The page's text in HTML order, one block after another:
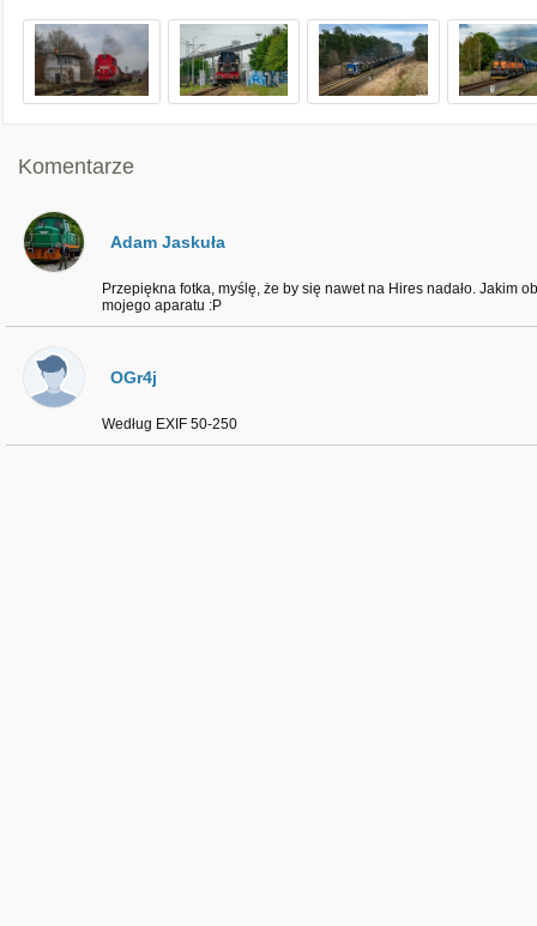
Komentarze
Adam Jaskuła
Przepiękna fotka, myślę, że by się nawet na Hires nadało. Jakim
mojego aparatu :P
OGr4j
Według EXIF 50-250